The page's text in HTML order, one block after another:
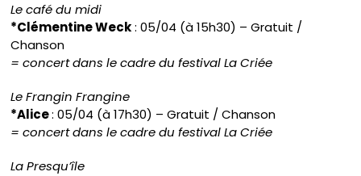
Le café du midi
*Clémentine Weck: 05/04 (à 15h30) – Gratuit /
Chanson
= concert dans le cadre du festival La Criée
Le Frangin Frangine
*Alice: 05/04 (à 17h30) – Gratuit / Chanson
= concert dans le cadre du festival La Criée
La Presqu’île